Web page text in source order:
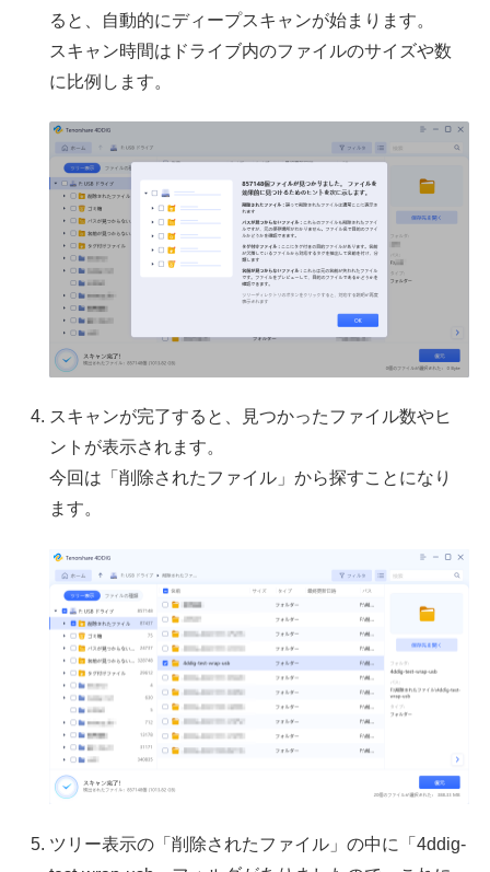
ると、自動的にディープスキャンが始まります。
スキャン時間はドライブ内のファイルのサイズや数
に比例します。
スキャンが完了すると、見つかったファイル数やヒ
ントが表示されます。
今回は「削除されたファイル」から探すことになり
ます。
ツリー表示の「削除されたファイル」の中に「4ddig-